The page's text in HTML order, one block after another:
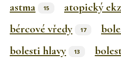
astma 15 atopický
bércové vředy 17
bolesti hlavy 13